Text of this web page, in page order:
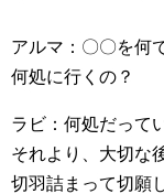
アルマ：〇〇を何
何処に行くの？
ラビ：何処だって
それより、大切な
切羽詰まって切願